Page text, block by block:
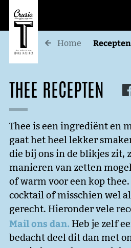
Home Recepten
THEE RECEPTEN
Thee is een ingrediënt en
gaat het heel lekker
die bij ons in de blikjes zit,
manieren van zetten
of warm voor een kop thee.
cocktail of misschien wel
gerecht. Hieronder vele
Mail ons dan. Heb je zelf
bedacht deel dit dan met